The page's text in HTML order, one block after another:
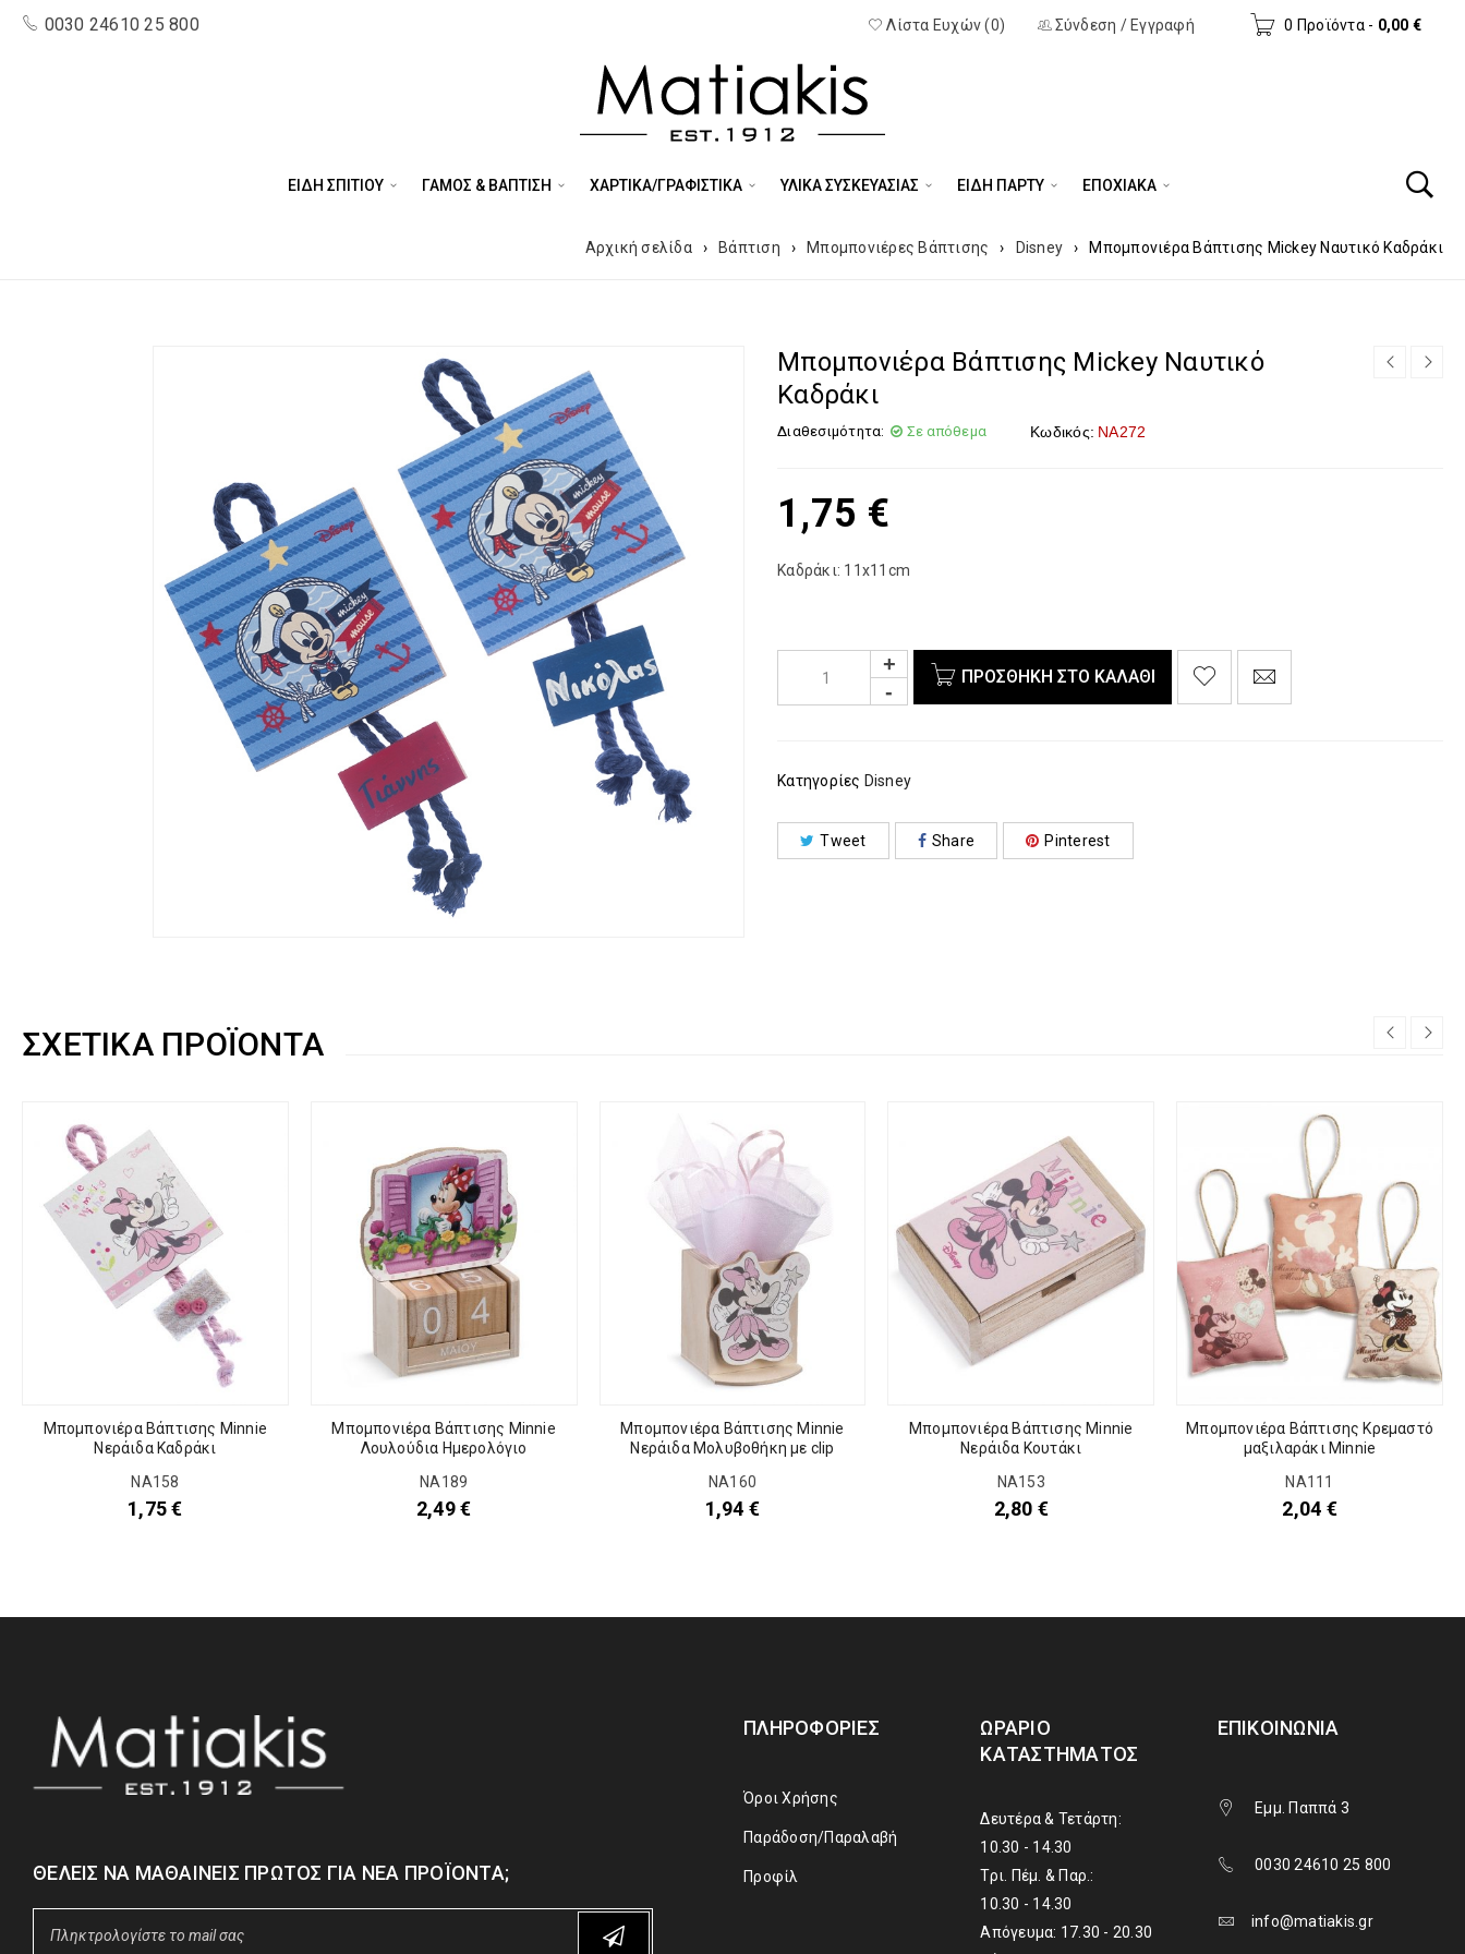
0030 24610 25 800 0 Προϊόντα - 0,00 €
Σύνδεση / Εγγραφή
Λίστα Ευχών (0)
ΕΙΔΗ ΣΠΙΤΙΟΥ ΓΑΜΟΣ & ΒΑΠΤΙΣΗ ΧΑΡΤΙΚΑ/ΓΡΑΦΙΣΤΙΚΑ ΥΛΙΚΑ ΣΥΣΚΕΥΑΣΙΑΣ ΕΊΔΗ ΠΆΡΤΥ ΕΠΟΧΙΑΚΑ
Αρχική σελίδα › Βάπτιση › Μπομπονιέρες Βάπτισης › Disney › Μπομπονιέρα Βάπτισης Mickey Ναυτικό Καδράκι
Μπομπονιέρα Βάπτισης Mickey Ναυτικό
Καδράκι
Διαθεσιμότητα: Σε απόθεμα Κωδικός: NA272
1,75 €
Καδράκι: 11x11cm
ΠΡΟΣΘΉΚΗ ΣΤΟ ΚΑΛΆΘΙ
Κατηγορίες Disney
Tweet Share Pinterest
ΣΧΕΤΙΚΆ ΠΡΟΪΌΝΤΑ
Μπομπονιέρα Βάπτισης Minnie
Νεράιδα Καδράκι
NA158
1,75€
Μπομπονιέρα Βάπτισης Minnie
Λουλούδια Ημερολόγιο
NA189
2,49€
Μπομπονιέρα Βάπτισης Minnie
Νεράιδα Μολυβοθήκη με clip
NA160
1,94 €
Μπομπονιέρα Βάπτισης Minnie
Νεράιδα Κουτάκι
NA153
2,80 €
Μπομπονιέρα Βάπτισης Κρεμαστό
μαξιλαράκι Minnie
NA111
2,04 €
ΘΈΛΕΙΣ ΝΑ ΜΑΘΑΊΝΕΙΣ ΠΡΏΤΟΣ ΓΙΑ ΝΈΑ ΠΡΟΪΌΝΤΑ;
ΠΛΗΡΟΦΟΡΊΕΣ
Όροι Χρήσης
Παράδοση/Παραλαβή
Προφίλ
ΩΡΆΡΙΟ
ΚΑΤΑΣΤΉΜΑΤΟΣ
Δευτέρα & Τετάρτη:
10.30 - 14.30
Τρι. Πέμ. & Παρ.:
10.30 - 14.30
Απόγευμα: 17.30 - 20.30
ΕΠΙΚΟΙΝΩΝΊΑ
Εμμ. Παππά 3
0030 24610 25 800
info@matiakis.gr